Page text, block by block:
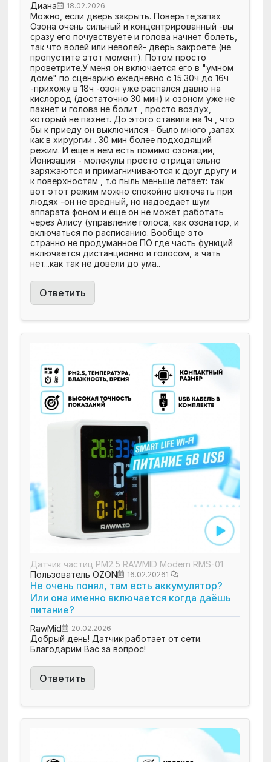
Диана 18.02.2026
Можно, если дверь закрыть. Поверьте,запах
Озона очень сильный и концентрированный -вы
сразу его почувствуете и голова начнет болеть,
так что волей или неволей- дверь закроете (не
пропустите этот момент). Потом просто
проветрите.У меня он включается его в "умном
доме" по сценарию ежедневно с 15.30ч до 16ч
-прихожу в 18ч -озон уже распался давно на
кислород (достаточно 30 мин) и озоном уже не
пахнет и голова не болит , просто воздух,
который не пахнет. До этого ставила на 1ч , что
бы к приеду он выключился - было много ,запах
как в хирургии . 30 мин более подходящий
режим. И еще в нем есть помимо озонации,
Ионизация - молекулы просто отрицательно
заряжаются и примагничиваются к друг другу и
к поверхностям , т.о пыль меньше летает: так
вот этот режим можно спокойно включать при
людях -он не вредный, но надоедает шум
аппарата фоном и еще он не может работать
через Алису (управление голоса, как озонатор, и
включаться по расписанию. Вообще это
странно не продуманное ПО где часть функций
включается дистанционно и голосом, а чать
нет...как так не довели до ума..
Ответить
Датчик частиц PM2.5 RAWMID Modern RMS-01
Пользователь OZON
16.02.20261
Не очень понял, там есть аккумулятор?
Или она именно включается когда даёшь
питание?
RawMid 20.02.2026
Добрый день! Датчик работает от сети.
Благодарим Вас за вопрос!
Ответить